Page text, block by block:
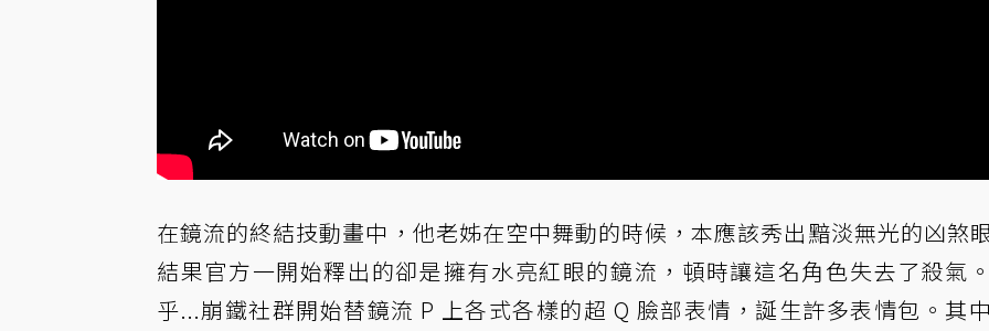
在鏡流的終結技動畫中，他老姊在空中舞動的時候，本應該秀出黯淡無光的凶煞
結果官方一開始釋出的卻是擁有水亮紅眼的鏡流，頓時讓這名角色失去了殺氣
乎...崩鐵社群開始替鏡流 P 上各式各樣的超 Q 臉部表情，誕生許多表情包。其